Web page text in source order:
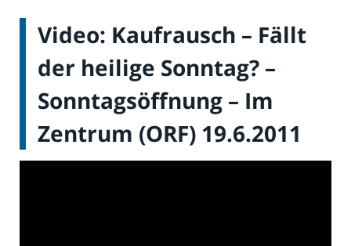
Video: Kaufrausch – Fällt
der heilige Sonntag? –
Sonntagsöffnung – Im
Zentrum (ORF) 19.6.2011